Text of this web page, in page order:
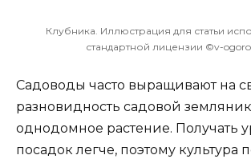
Клубника. Иллюстрация для статьи
стандартной лицензии ©v-
Садоводы часто выращивают на
разновидность садовой
однодомное растение. Получать
посадок легче, поэтому культура